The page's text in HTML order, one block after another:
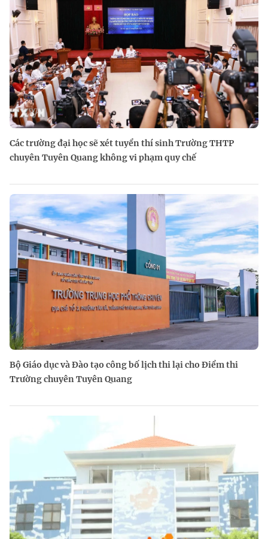
Các trường đại học sẽ xét tuyển thí sinh Trường THTP
chuyên Tuyên Quang không vi phạm quy chế
Bộ Giáo dục và Đào tạo công bố lịch thi lại cho Điểm thi
Trường chuyên Tuyên Quang